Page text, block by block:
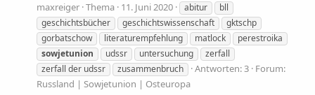
maxreiger Thema 11. Juni 2020 abitur
bll
geschichtsbücher
geschichtswissenschaft
gktschp
gorbatschow
literaturempfehlung matlock
perestroika
sowjetunion
udssr untersuchung
zerfall
zerfall der udssr
zusammenbruch Antworten: 3 Forum:
Russland | Sowjetunion | Osteuropa